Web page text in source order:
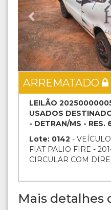
ARREMATADO
LEILÃO
USADOS
- DETRAN/MS - RES.
Lote: 0142 -
FIAT PALIO FIRE -
CIRCULAR COM
Mais detalhes